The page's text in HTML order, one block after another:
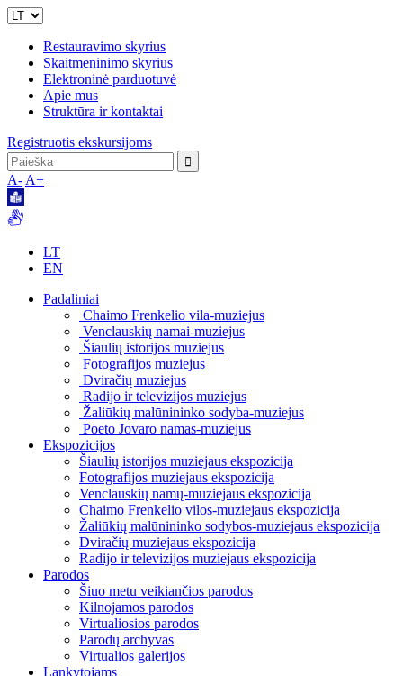
Restauravimo skyrius
Skaitmeninimo skyrius
Elektroninė parduotuvė
Apie mus
Struktūra ir kontaktai
Registruotis ekskursijoms
A- A+
LT
EN
Padaliniai
Chaimo Frenkelio vila-muziejus
Venclauskių namai-muziejus
Šiaulių istorijos muziejus
Fotografijos muziejus
Dviračių muziejus
Radijo ir televizijos muziejus
Žaliūkių malūnininko sodyba-muziejus
Poeto Jovaro namas-muziejus
Ekspozicijos
Šiaulių istorijos muziejaus ekspozicija
Fotografijos muziejaus ekspozicija
Venclauskių namų-muziejaus ekspozicija
Chaimo Frenkelio vilos-muziejaus ekspozicija
Žaliūkių malūnininko sodybos-muziejaus ekspozicija
Dviračių muziejaus ekspozicija
Radijo ir televizijos muziejaus ekspozicija
Parodos
Šiuo metu veikiančios parodos
Kilnojamos parodos
Virtualiosios parodos
Parodų archyvas
Virtualios galerijos
Lankytojams